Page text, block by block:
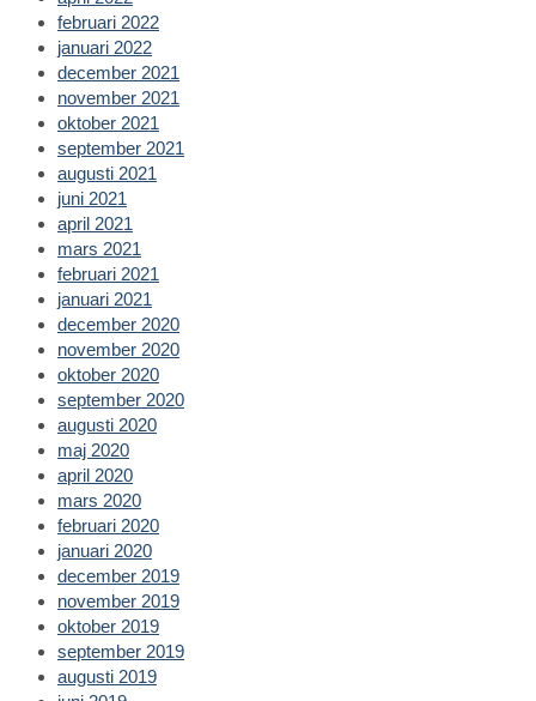
februari 2022
januari 2022
december 2021
november 2021
oktober 2021
september 2021
augusti 2021
juni 2021
april 2021
mars 2021
februari 2021
januari 2021
december 2020
november 2020
oktober 2020
september 2020
augusti 2020
maj 2020
april 2020
mars 2020
februari 2020
januari 2020
december 2019
november 2019
oktober 2019
september 2019
augusti 2019